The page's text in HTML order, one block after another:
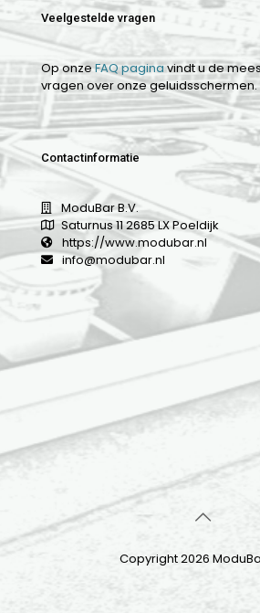
Veelgestelde vragen
Op onzeFAQ paginavindt u de
vragen over onze geluidsschermen.
Contactinformatie
ModuBar B.V.
Saturnus 11 2685 LX Poeldijk
https://www.modubar.nl
info@modubar.nl
Copyright 2026